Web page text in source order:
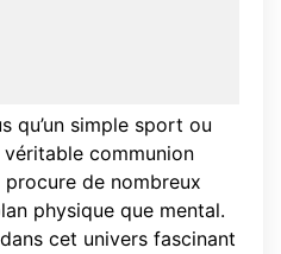
qu’un simple sport ou
véritable communion
de nombreux
physique que mental.
cet univers fascinant